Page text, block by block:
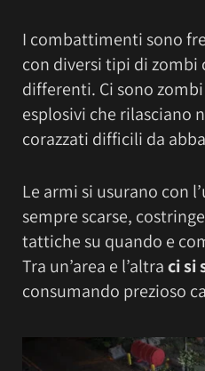
I combattimenti sono
con diversi tipi di
differenti. Ci sono
esplosivi che rilasciano
corazzati difficili da
Le armi si usurano con
sempre scarse,
tattiche su quando e
Tra un’area e l’altraci si
consumando prezioso